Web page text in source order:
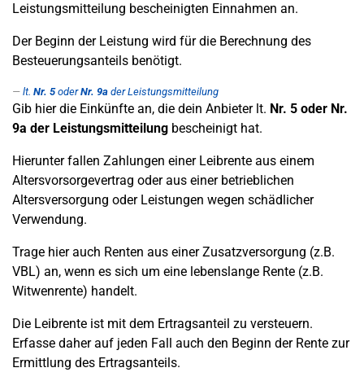
Leistungsmitteilung bescheinigten Einnahmen an.
Der Beginn der Leistung wird für die Berechnung des
Besteuerungsanteils benötigt.
lt. Nr. 5oderNr. 9a der Leistungsmitteilung
Gib hier die Einkünfte an, die dein Anbieter lt. Nr. 5 oder Nr.
9a der Leistungsmitteilung bescheinigt hat.
Hierunter fallen Zahlungen einer Leibrente aus einem
Altersvorsorgevertrag oder aus einer betrieblichen
Altersversorgung oder Leistungen wegen schädlicher
Verwendung.
Trage hier auch Renten aus einer Zusatzversorgung (z.B.
VBL) an, wenn es sich um eine lebenslange Rente (z.B.
Witwenrente) handelt.
Die Leibrente ist mit dem Ertragsanteil zu versteuern.
Erfasse daher auf jeden Fall auch den Beginn der Rente zur
Ermittlung des Ertragsanteils.